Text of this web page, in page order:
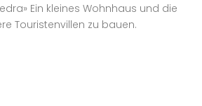
Ein kleines Wohnhaus und die
Touristenvillen zu bauen.